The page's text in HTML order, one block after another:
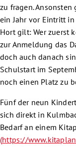
zu fragen.
ein Jahr vor Eintritt
Hort gilt: Wer zuerst
zur Anmeldung das
doch auch danach
Schulstart im
noch einen Platz zu
Fünf der neun
sich direkt in
Bedarf an einem
(https://